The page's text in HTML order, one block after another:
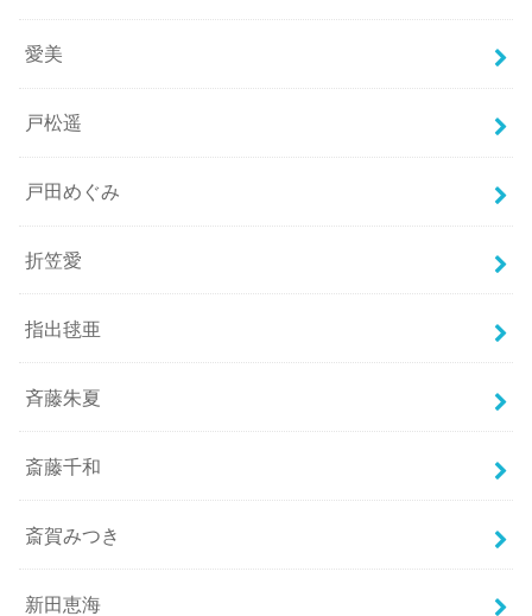
愛美
戸松遥
戸田めぐみ
折笠愛
指出毬亜
斉藤朱夏
斎藤千和
斎賀みつき
新田恵海